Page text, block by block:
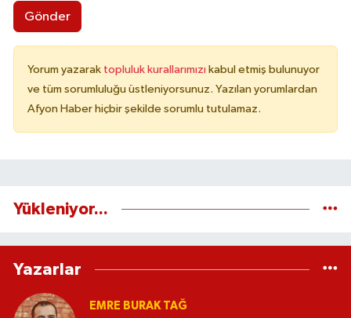
Gönder
Yorum yazarak topluluk kurallarımızı kabul etmiş bulunuyor
ve tüm sorumluluğu üstleniyorsunuz. Yazılan yorumlardan
Afyon Haber hiçbir şekilde sorumlu tutulamaz.
Yükleniyor...
Yazarlar
EMRE BURAK TAĞ